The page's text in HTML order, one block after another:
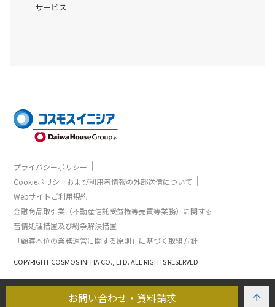
サービス
プライバシーポリシー ｜
Cookieポリシーおよび利用者情報の外部送信について ｜
Webサイトご利用規約 ｜
金融商品取引業（不動産信託受益権等売買等業務）に関する
苦情処理措置及び紛争解決措置
「顧客本位の業務運営に関する原則」に基づく取組方針
COPYRIGHT COSMOS INITIA CO., LTD. ALL RIGHTS RESERVED.
お問い合わせ・資料請求